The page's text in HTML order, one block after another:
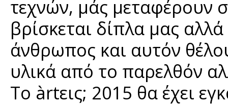
τεχνών, μάς μεταφέρουν
βρίσκεται δίπλα μας
άνθρωπος και αυτόν
υλικά από το παρελθόν
Το àrtεις; 2015 θα έχει